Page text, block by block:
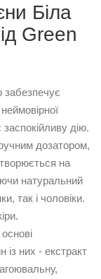
Біла
Green
забезпечує
заспокійливу дію.
дозатором,
на
натуральний
так і чоловіки.
із них - екстракт